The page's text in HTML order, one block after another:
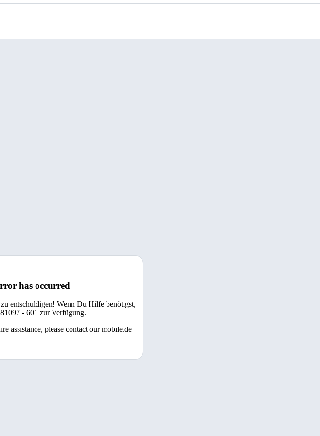
has occurred
entschuldigen! Wenn Du Hilfe benötigst,
- 601 zur Verfügung.
assistance, please contact our mobile.de